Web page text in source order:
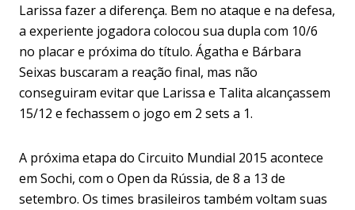
Larissa fazer a diferença. Bem no ataque e na defesa,
a experiente jogadora colocou sua dupla com 10/6
no placar e próxima do título. Ágatha e Bárbara
Seixas buscaram a reação final, mas não
conseguiram evitar que Larissa e Talita alcançassem
15/12 e fechassem o jogo em 2 sets a 1.
A próxima etapa do Circuito Mundial 2015 acontece
em Sochi, com o Open da Rússia, de 8 a 13 de
setembro. Os times brasileiros também voltam suas